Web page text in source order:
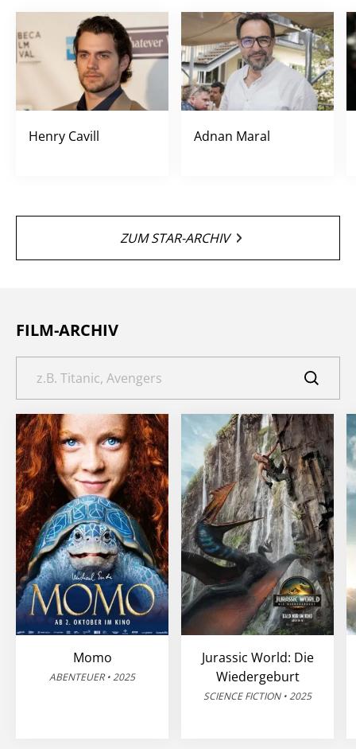
Henry Cavill Adnan Maral
ZUM STAR-ARCHIV
FILM-ARCHIV
Momo
ABENTEUER • 2025
Jurassic World: Die
Wiedergeburt
SCIENCE FICTION • 2025